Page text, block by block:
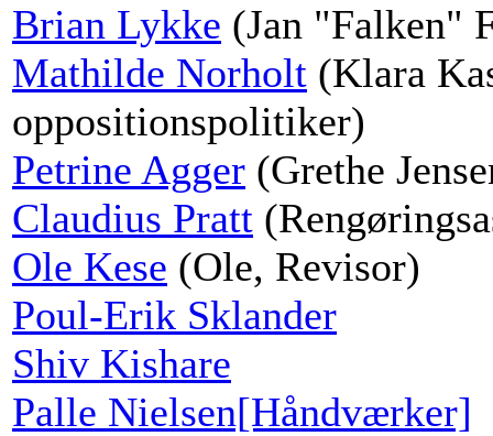
Brian Lykke (Jan "Falken"
Mathilde Norholt (Klara
oppositionspolitiker)
Petrine Agger (Grethe
Claudius Pratt
Ole Kese (Ole, Revisor)
Poul-Erik Sklander
Shiv Kishare
Palle Nielsen[Håndværker]